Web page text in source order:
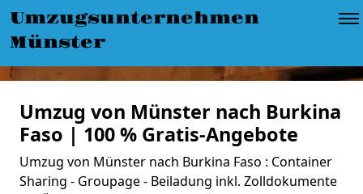
Umzugsunternehmen
Münster
Umzug von Münster nach Burkina
Faso | 100 % Gratis-Angebote
Umzug von Münster nach Burkina Faso : Container
Sharing - Groupage - Beiladung inkl. Zolldokumente